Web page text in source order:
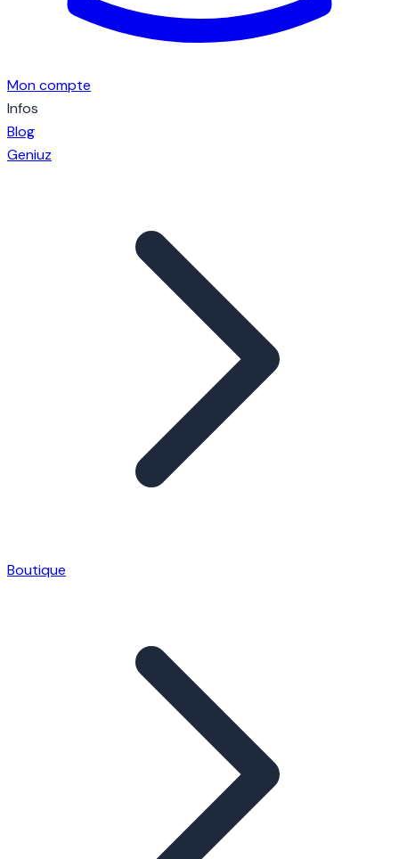
Mon compte
Infos
Blog
Geniuz
Boutique